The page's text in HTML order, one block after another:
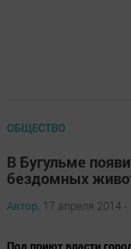
ОБЩЕСТВО
В Бугульме
бездомных
Автор, 17 апреля 2014 -